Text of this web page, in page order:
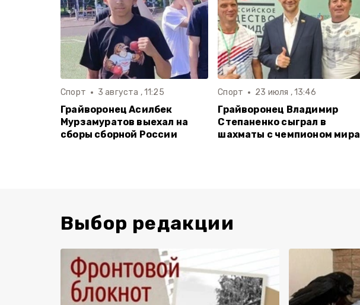
Спорт 3 августа , 11:25
Грайворонец Асилбек
Мурзамуратов выехал на
сборы сборной России
Спорт 23 июля , 13:46
Грайворонец Владимир
Степаненко сыграл в
шахматы с чемпионом мира
Выбор редакции